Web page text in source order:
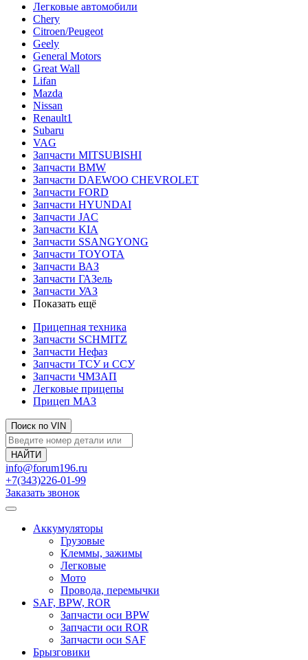
Легковые автомобили
Chery
Citroen/Peugeot
Geely
General Motors
Great Wall
Lifan
Mazda
Nissan
Renault1
Subaru
VAG
Запчасти MITSUBISHI
Запчасти BMW
Запчасти DAEWOO CHEVROLET
Запчасти FORD
Запчасти HYUNDAI
Запчасти JAC
Запчасти KIA
Запчасти SSANGYONG
Запчасти TOYOTA
Запчасти ВАЗ
Запчасти ГАЗель
Запчасти УАЗ
Показать ещё
Прицепная техника
Запчасти SCHMITZ
Запчасти Нефаз
Запчасти ТСУ и ССУ
Запчасти ЧМЗАП
Легковые прицепы
Прицеп МАЗ
Поиск по VIN
info@forum196.ru
+7(343)226-01-99
Заказать звонок
Аккумуляторы
Грузовые
Клеммы, зажимы
Легковые
Мото
Провода, перемычки
SAF, BPW, ROR
Запчасти оси BPW
Запчасти оси ROR
Запчасти оси SAF
Брызговики